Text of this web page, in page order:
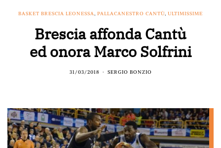
BASKET BRESCIA LEONESSA, PALLACANESTRO CANTÙ, ULTIMISSIME
Brescia affonda Cantù
ed onora Marco Solfrini
31/03/2018 SERGIO BONZIO